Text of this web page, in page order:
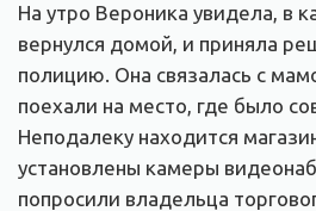
На утро Вероника увидела, в
вернулся домой, и приняла
полицию. Она связалась с
поехали на место, где было
Неподалеку находится
установлены камеры
попросили владельца